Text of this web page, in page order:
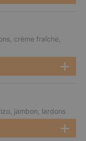
crème fraîche,
jambon, lardons